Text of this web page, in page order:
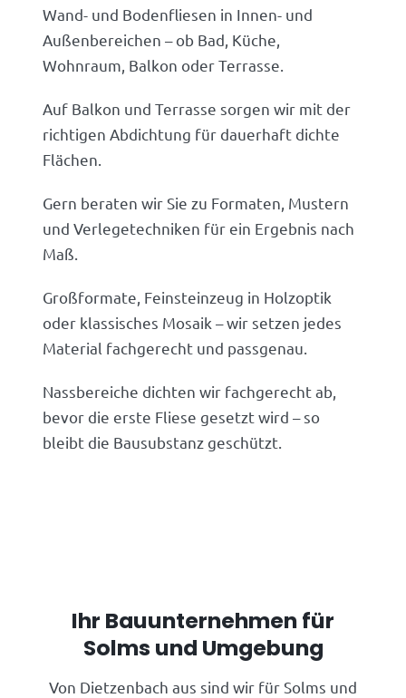
Wand- und Bodenfliesen in Innen- und
Außenbereichen – ob Bad, Küche,
Wohnraum, Balkon oder Terrasse.
Auf Balkon und Terrasse sorgen wir mit der
richtigen Abdichtung für dauerhaft dichte
Flächen.
Gern beraten wir Sie zu Formaten, Mustern
und Verlegetechniken für ein Ergebnis nach
Maß.
Großformate, Feinsteinzeug in Holzoptik
oder klassisches Mosaik – wir setzen jedes
Material fachgerecht und passgenau.
Nassbereiche dichten wir fachgerecht ab,
bevor die erste Fliese gesetzt wird – so
bleibt die Bausubstanz geschützt.
Ihr Bauunternehmen für
Solms und Umgebung
Von Dietzenbach aus sind wir für Solms und